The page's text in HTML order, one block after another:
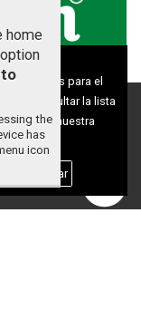
home
the
has
icon
de terceros para el
consultar la lista
Ver nuestra
Personalizar